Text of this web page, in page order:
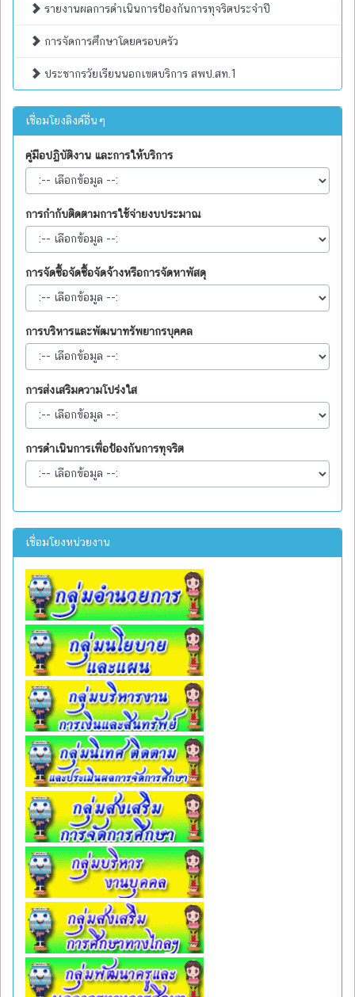
รายงานผลการดำเนินการป้องกันการทุจริตประจำปี
การจัดการศึกษาโดยครอบครัว
ประชากรวัยเรียนนอกเขตบริการ สพป.สท.1
เชื่อมโยงลิงค์อื่นๆ
คู่มือปฏิบัติงาน และการให้บริการ
การกำกับติดตามการใช้จ่ายงบประมาณ
การจัดซื้อจัดซื้อจัดจ้างหรือการจัดหาพัสดุ
การบริหารและพัฒนาทรัพยากรบุคคล
การส่งเสริมความโปร่งใส
การดำเนินการเพื่อป้องกันการทุจริต
เชื่อมโยงหน่วยงาน